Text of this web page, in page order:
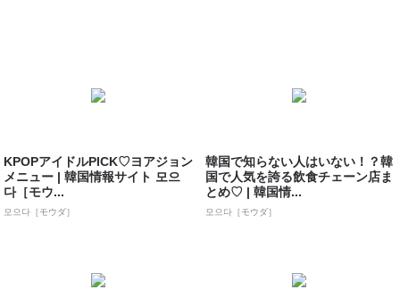
KPOPアイドルPICK♡ヨアジョン
メニュー | 韓国情報サイト 모으
다［モウ...
모으다［モウダ］
韓国で知らない人はいない！？韓
国で人気を誇る飲食チェーン店ま
とめ♡ | 韓国情...
모으다［モウダ］